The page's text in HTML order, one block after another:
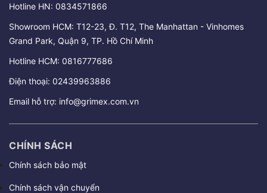
Hotline HN: 0834571866
Showroom HCM: T12-23, Đ. T12, The Manhattan - Vinhomes
Grand Park, Quận 9, TP. Hồ Chí Minh
Hotline HCM: 0816777686
Điện thoại: 02439963886
Email hỗ trợ: info@grimex.com.vn
CHÍNH SÁCH
Chính sách bảo mật
Chính sách vận chuyển